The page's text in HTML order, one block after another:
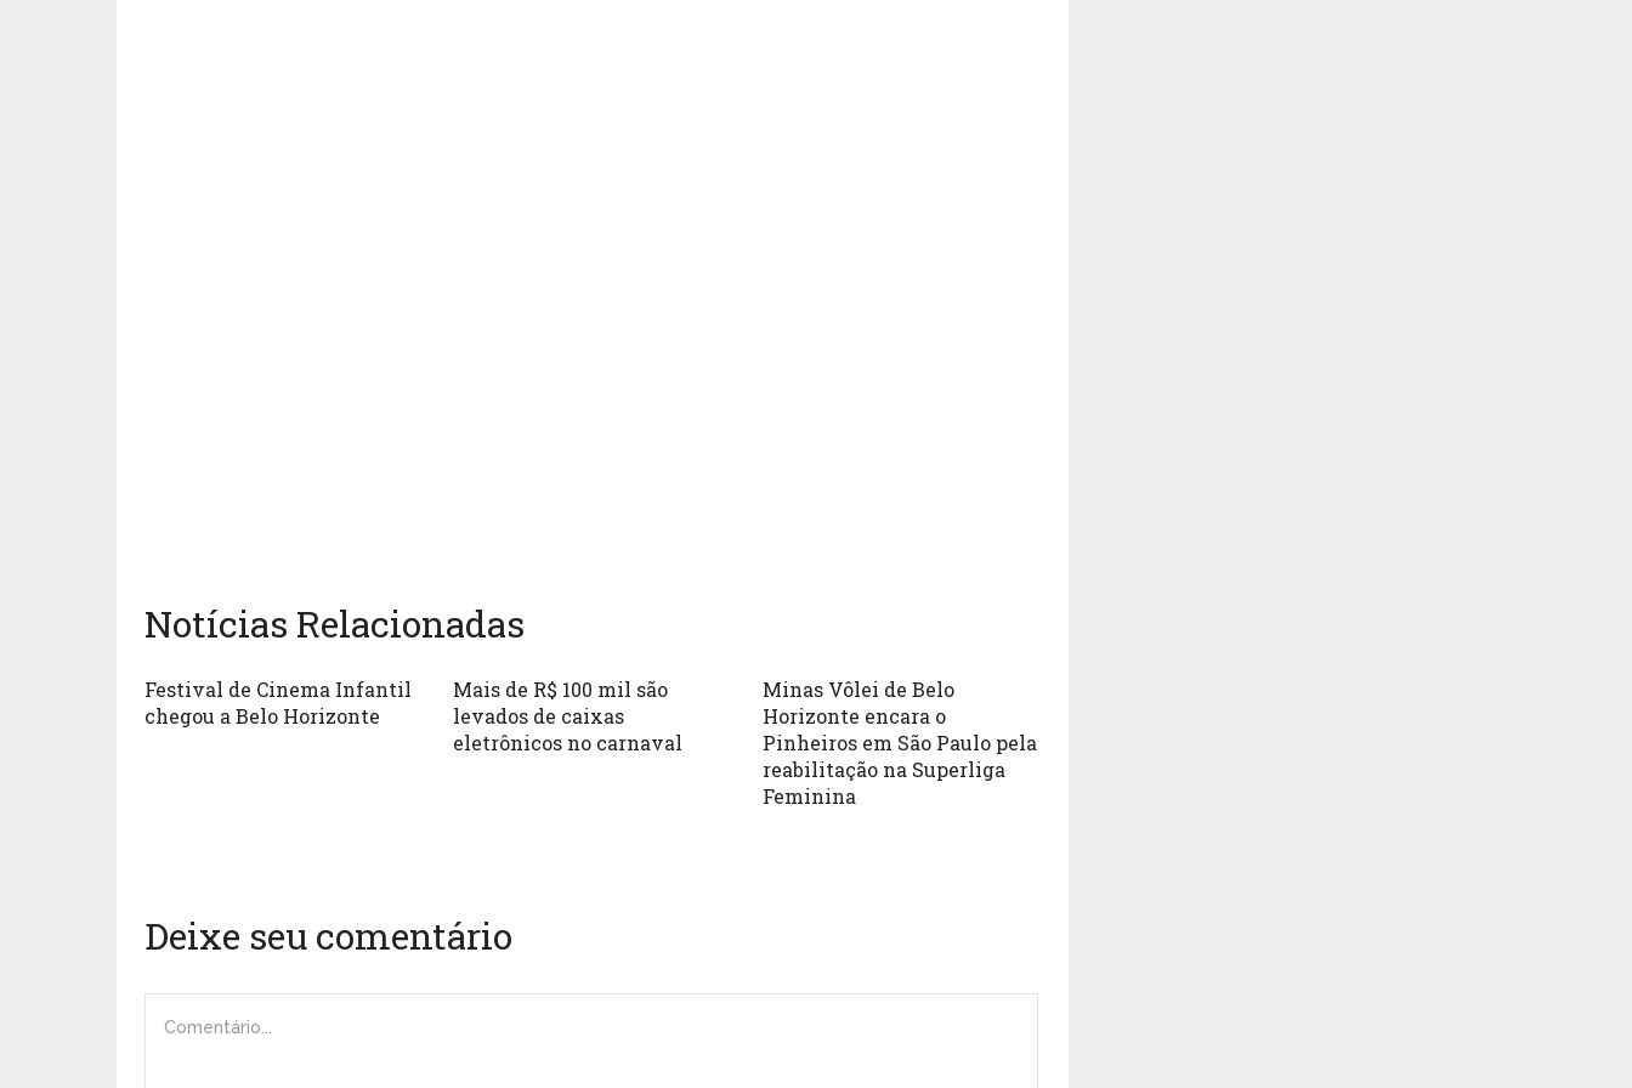
Notícias Relacionadas
Festival de Cinema Infantil
chegou a Belo Horizonte
Mais de R$ 100 mil são
levados de caixas
eletrônicos no carnaval
Minas Vôlei de Belo
Horizonte encara o
Pinheiros em São Paulo pela
reabilitação na Superliga
Feminina
Deixe seu comentário